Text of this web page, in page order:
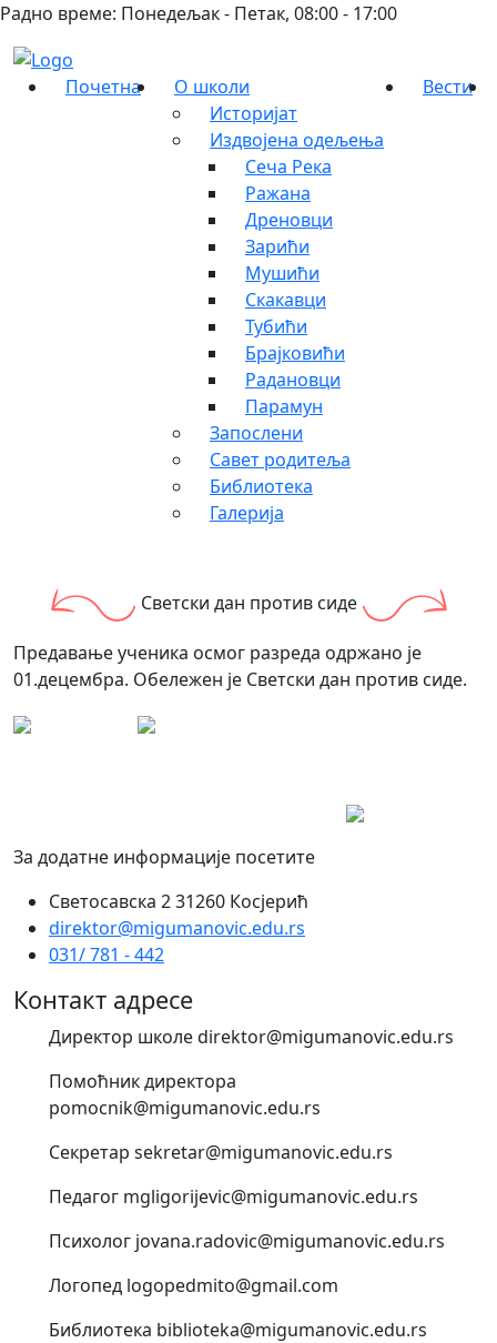
Радно време: Понедељак - Петак, 08:00 - 17:00
Почетна
О школи
Историјат
Издвојена одељења
Сеча Река
Ражана
Дреновци
Зарићи
Мушићи
Скакавци
Тубићи
Брајковићи
Радановци
Парамун
Запослени
Савет родитеља
Библиотека
Галерија
Вести
Светски дан против сиде
Предавање ученика осмог разреда одржано је
01.децембра. Обележен је Светски дан против сиде.
За додатне информације посетите
Светосавска 2 31260 Косјерић
direktor@migumanovic.edu.rs
031/ 781 - 442
Контакт адресе
Директор школе direktor@migumanovic.edu.rs
Помоћник директора
pomocnik@migumanovic.edu.rs
Секретар sekretar@migumanovic.edu.rs
Педагог mgligorijevic@migumanovic.edu.rs
Психолог jovana.radovic@migumanovic.edu.rs
Логопед logopedmito@gmail.com
Библиотека biblioteka@migumanovic.edu.rs